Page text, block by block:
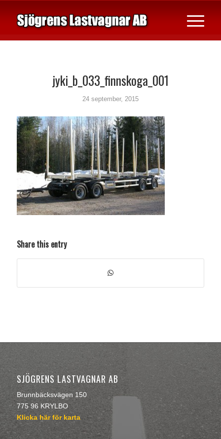
jyki_b_033_finnskoga_001
24 september, 2015
Share this entry
SJÖGRENS LASTVAGNAR AB
Brunnbäcksvägen 150
775 96 KRYLBO
Klicka här för karta